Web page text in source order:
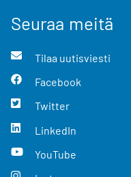
Seuraa meitä
Tilaa uutisviesti
Facebook
Twitter
LinkedIn
YouTube